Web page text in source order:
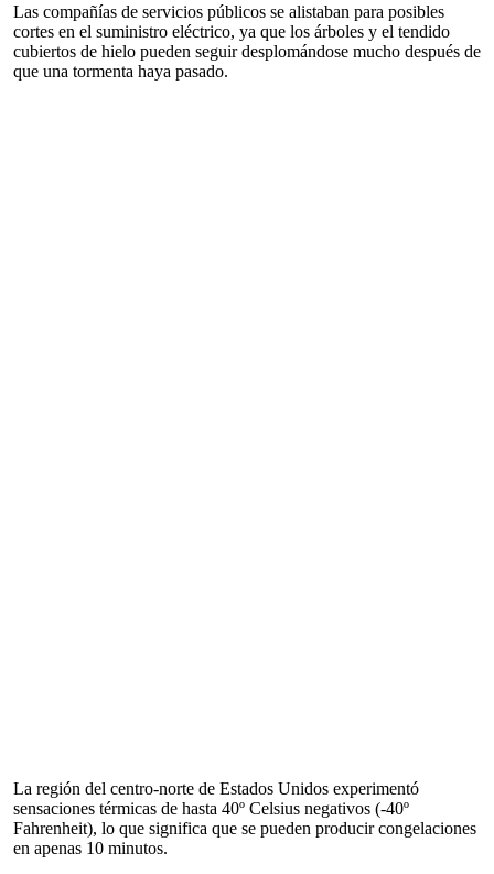
Las compañías de servicios públicos se alistaban para posibles
cortes en el suministro eléctrico, ya que los árboles y el tendido
cubiertos de hielo pueden seguir desplomándose mucho después de
que una tormenta haya pasado.
La región del centro-norte de Estados Unidos experimentó
sensaciones térmicas de hasta 40º Celsius negativos (-40º
Fahrenheit), lo que significa que se pueden producir congelaciones
en apenas 10 minutos.